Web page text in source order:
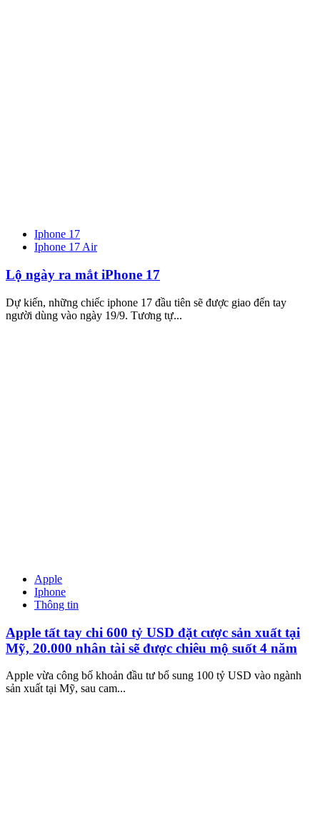
Iphone 17
Iphone 17 Air
Lộ ngày ra mắt iPhone 17
Dự kiến, những chiếc iphone 17 đầu tiên sẽ được giao đến tay
người dùng vào ngày 19/9. Tương tự...
Apple
Iphone
Thông tin
Apple tất tay chi 600 tỷ USD đặt cược sản xuất tại
Mỹ, 20.000 nhân tài sẽ được chiêu mộ suốt 4 năm
Apple vừa công bố khoản đầu tư bổ sung 100 tỷ USD vào ngành
sản xuất tại Mỹ, sau cam...